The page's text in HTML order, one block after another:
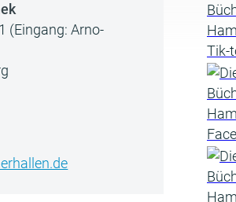
(Eingang: Arno-